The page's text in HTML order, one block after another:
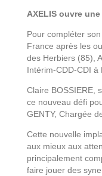
AXELIS ouvre
Pour compléter
France après les
des Herbiers (85),
Intérim-CDD-CDI à
Claire BOSSIERE,
ce nouveau défi
GENTY, Chargée
Cette nouvelle
aux mieux aux
principalement
faire jouer des